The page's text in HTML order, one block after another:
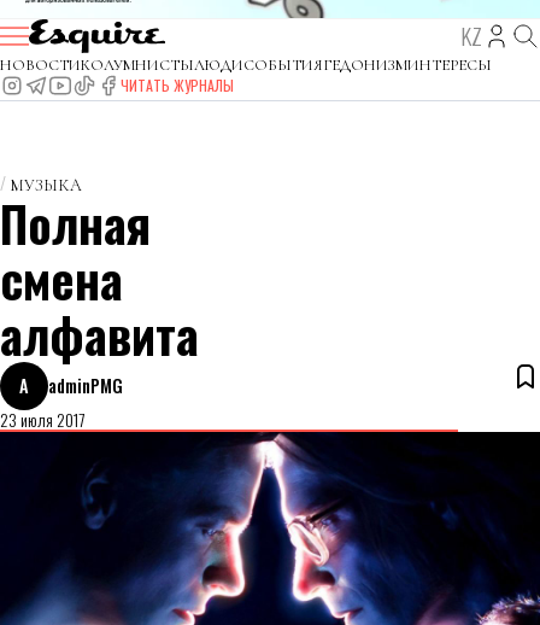
KZ
НОВОСТИКОЛУМНИСТЫЛЮДИСОБЫТИЯГЕДОНИЗМИНТЕРЕСЫ
ЧИТАТЬ ЖУРНАЛЫ
МУЗЫКА
Полная
смена
алфавита
A
adminPMG
23 июля 2017